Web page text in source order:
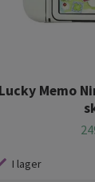
Lucky Memo
I lager